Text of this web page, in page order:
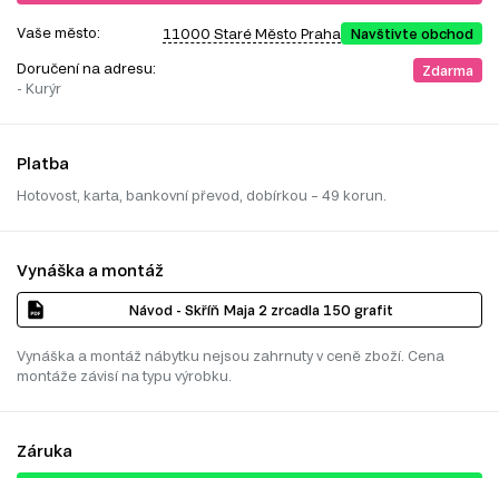
Vaše město: 11000 Staré Město Praha Navštivte obchod
Doručení na adresu:
- Kurýr
Zdarma
Platba
Hotovost, karta, bankovní převod, dobírkou – 49 korun.
Vynáška a montáž
Návod - Skříň Maja 2 zrcadla 150 grafit
Vynáška a montáž nábytku nejsou zahrnuty v ceně zboží. Cena
montáže závisí na typu výrobku.
Záruka